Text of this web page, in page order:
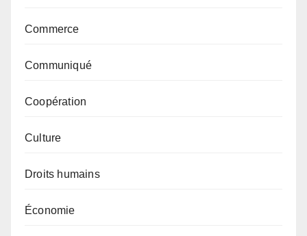
Commerce
Communiqué
Coopération
Culture
Droits humains
Économie